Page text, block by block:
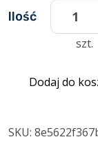
Ilość
ilość
Kominek
izolowany
pokryć
szt.
Dodaj do
SKU: